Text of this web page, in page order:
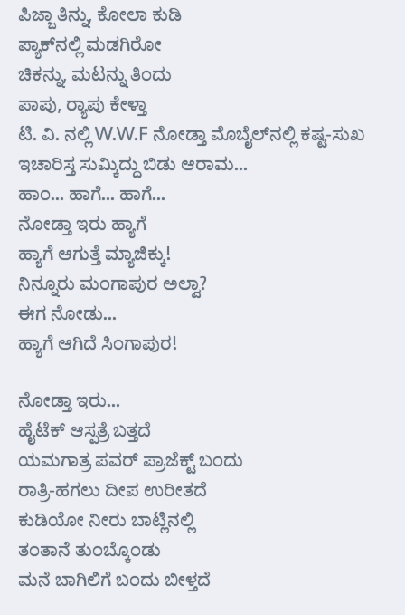
ಪಿಜ್ಜಾ ತಿನ್ನು, ಕೋಲಾ ಕುಡಿ
ಪ್ಯಾಕ್‌ನಲ್ಲಿ ಮಡಗಿರೋ
ಚಿಕನ್ನು, ಮಟನ್ನು ತಿಂದು
ಪಾಪು, ರ್‍ಯಾಪು ಕೇಳ್ತಾ
ಟಿ. ವಿ. ನಲ್ಲಿ W.W.F ನೋಡ್ತಾ ಮೊಬೈಲ್‌ನಲ್ಲಿ ಕಷ್ಟ-ಸುಖ
ಇಚಾರಿಸ್ತ ಸುಮ್ಕಿದ್ದು ಬಿಡು ಆರಾಮ…
ಹಾಂ… ಹಾಗೆ… ಹಾಗೆ…
ನೋಡ್ತಾ ಇರು ಹ್ಯಾಗೆ
ಹ್ಯಾಗೆ ಆಗುತ್ತೆ ಮ್ಯಾಜಿಕ್ಕು!
ನಿನ್ನೂರು ಮಂಗಾಪುರ ಅಲ್ವಾ?
ಈಗ ನೋಡು…
ಹ್ಯಾಗೆ ಆಗಿದೆ ಸಿಂಗಾಪುರ!
ನೋಡ್ತಾ ಇರು…
ಹೈಟೆಕ್ ಆಸ್ಪತ್ರೆ ಬತ್ತದೆ
ಯಮಗಾತ್ರ ಪವರ್ ಪ್ರಾಜೆಕ್ಟ್ ಬಂದು
ರಾತ್ರಿ-ಹಗಲು ದೀಪ ಉರೀತದೆ
ಕುಡಿಯೋ ನೀರು ಬಾಟ್ಲಿನಲ್ಲಿ
ತಂತಾನೆ ತುಂಬ್ಕೊಂಡು
ಮನೆ ಬಾಗಿಲಿಗೆ ಬಂದು ಬೀಳ್ತದೆ